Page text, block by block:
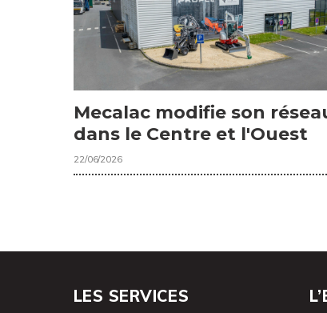
Mecalac modifie son
dans le Centre et l'Ouest
22/06/2026
LES SERVICES